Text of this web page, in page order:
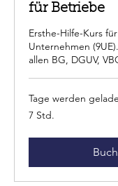
für Betriebe
Ersthe-Hilfe-Kurs
Unternehmen
allen BG, DGUV,
Tage werden
7 Std.